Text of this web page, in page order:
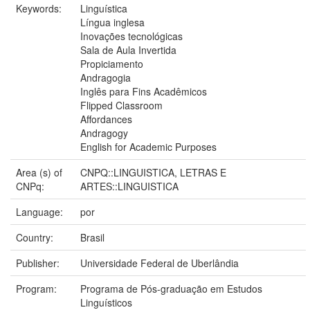
Keywords:
Linguística
Língua inglesa
Inovações tecnológicas
Sala de Aula Invertida
Propiciamento
Andragogia
Inglês para Fins Acadêmicos
Flipped Classroom
Affordances
Andragogy
English for Academic Purposes
Area (s) of
CNPq:
CNPQ::LINGUISTICA, LETRAS E
ARTES::LINGUISTICA
Language:
por
Country:
Brasil
Publisher:
Universidade Federal de Uberlândia
Program:
Programa de Pós-graduação em Estudos
Linguísticos